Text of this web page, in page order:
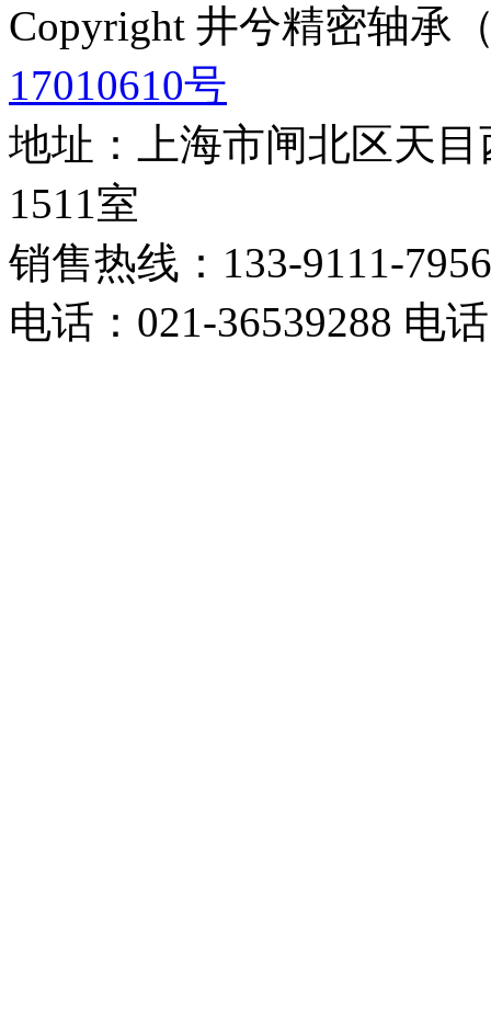
Copyright 井兮精密轴承
17010610号
地址：上海市闸北区天
1511室
销售热线：133-9111-7956
电话：021-36539288 电